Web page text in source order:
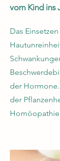
vom Kind ins
Das
der
der